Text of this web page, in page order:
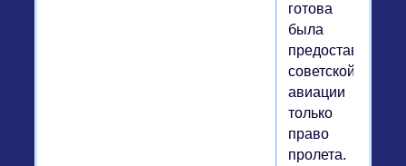
готова
была
предоставить
советской
авиации
только
право
пролета.